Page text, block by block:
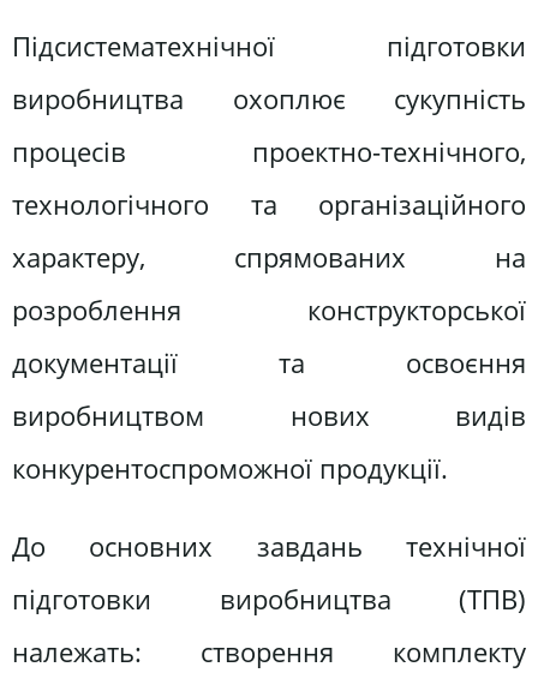
Підсистематехнічної підготовки
виробництва охоплює сукупність
процесів проектно-технічного,
технологічного та організаційного
характеру, спрямованих на
розроблення конструкторської
документації та освоєння
виробництвом нових видів
конкурентоспроможної продукції.
До основних завдань технічної
підготовки виробництва (ТПВ)
належать: створення комплекту